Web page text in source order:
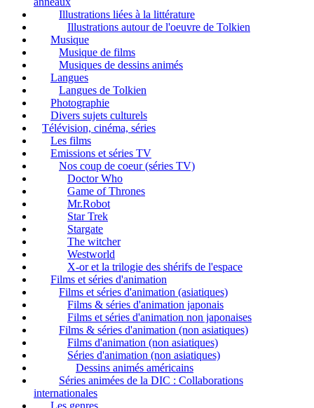
Illustrations liées à la littérature
Illustrations autour de l'oeuvre de Tolkien
Musique
Musique de films
Musiques de dessins animés
Langues
Langues de Tolkien
Photographie
Divers sujets culturels
Télévision, cinéma, séries
Les films
Emissions et séries TV
Nos coup de coeur (séries TV)
Doctor Who
Game of Thrones
Mr.Robot
Star Trek
Stargate
The witcher
Westworld
X-or et la trilogie des shérifs de l'espace
Films et séries d'animation
Films et séries d'animation (asiatiques)
Films & séries d'animation japonais
Films et séries d'animation non japonaises
Films & séries d'animation (non asiatiques)
Films d'animation (non asiatiques)
Séries d'animation (non asiatiques)
Dessins animés américains
Séries animées de la DIC : Collaborations
internationales
Les genres